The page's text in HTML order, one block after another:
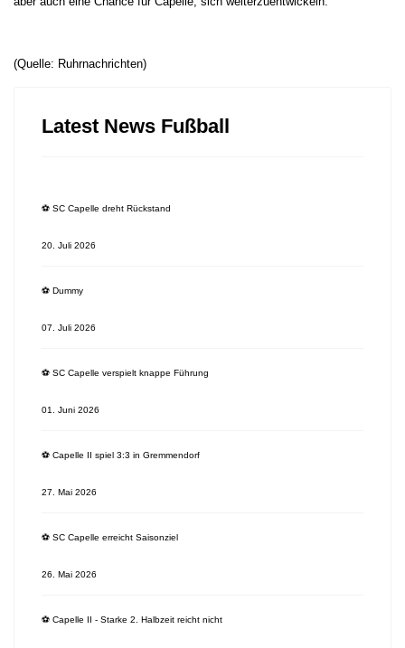
(Quelle: Ruhrnachrichten)
Latest News Fußball
⚽️ SC Capelle dreht Rückstand
20. Juli 2026
⚽️ Dummy
07. Juli 2026
⚽️ SC Capelle verspielt knappe Führung
01. Juni 2026
⚽️ Capelle II spiel 3:3 in Gremmendorf
27. Mai 2026
⚽️ SC Capelle erreicht Saisonziel
26. Mai 2026
⚽️ Capelle II - Starke 2. Halbzeit reicht nicht